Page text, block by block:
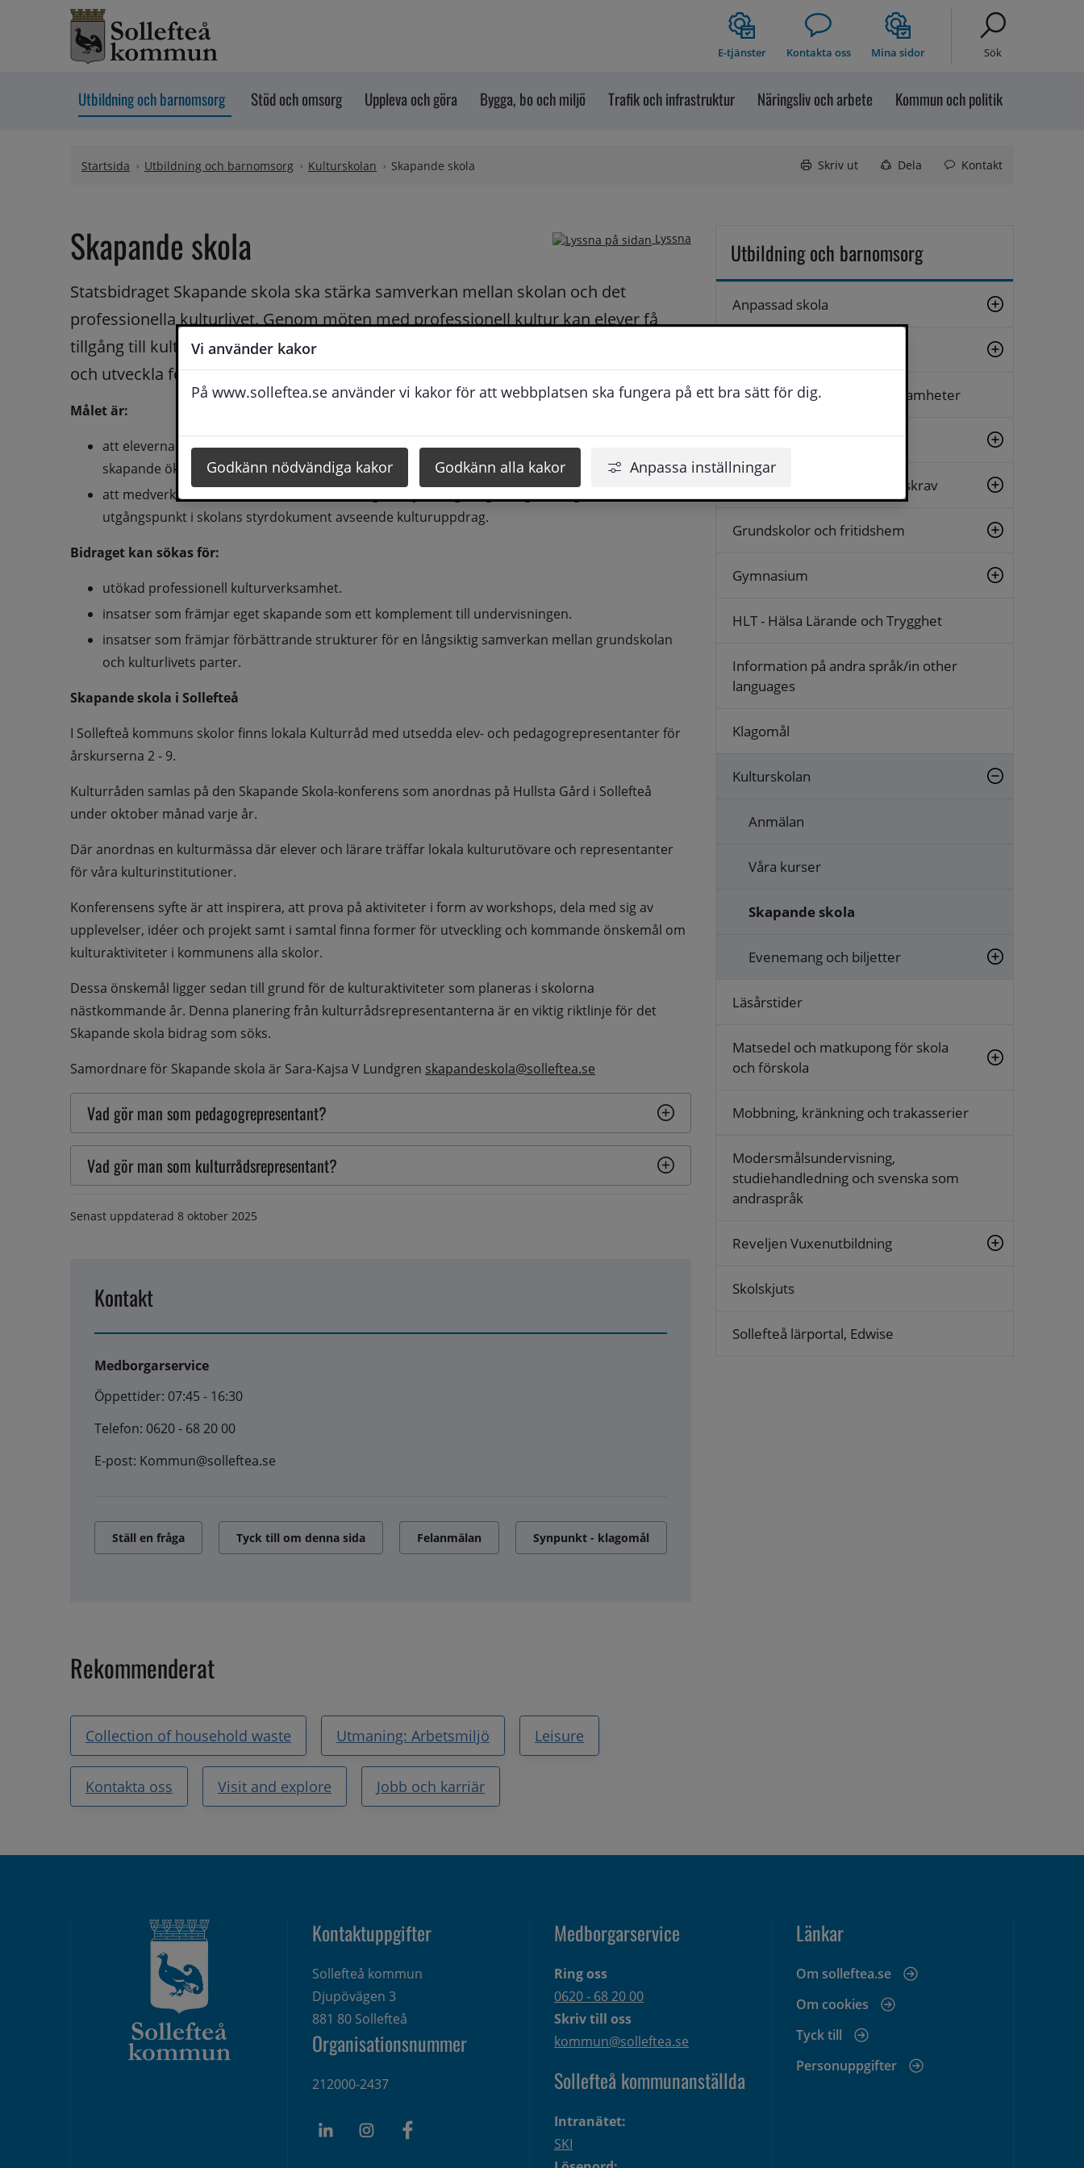
Vi använder kakor
På www.solleftea.se använder vi kakor för att webbplatsen ska fungera på ett bra sätt för dig.
Godkänn nödvändiga kakor Godkänn alla kakor Anpassa inställningar
Hoppa till innehåll
E-tjänster Kontakta oss Mina sidor Sök
Utbildning och barnomsorg Stöd och omsorg Uppleva och göra Bygga, bo och miljö Trafik och infrastruktur Näringsliv och arbete Kommun och politik
Startsida Utbildning och barnomsorg Kulturskolan Skapande skola Skriv ut Dela Kontakt
Lyssna
Skapande skola
Statsbidraget Skapande skola ska stärka samverkan mellan skolan och det
professionella kulturlivet. Genom möten med professionell kultur kan elever få
tillgång till kulturens alla uttrycksformer, utveckla sitt eget skapande och uppleva
och utveckla förståelse för konst- och kultur
Målet är:
att eleverna skall få tillgång till kulturens alla uttrycksformer, och att deras möjligheter till eget
skapande ökar, vilket bidrar till att nå kunskapsmålet i högre grad.
att medverka till att kulturella och konstnärliga uttryck långsiktigt integreras i grundskolan med
utgångspunkt i skolans styrdokument avseende kulturuppdrag.
Bidraget kan sökas för:
utökad professionell kulturverksamhet.
insatser som främjar eget skapande som ett komplement till undervisningen.
insatser som främjar förbättrande strukturer för en långsiktig samverkan mellan grundskolan
och kulturlivets parter.
Skapande skola i Sollefteå
I Sollefteå kommuns skolor finns lokala Kulturråd med utsedda elev- och pedagogrepresentanter för
årskurserna 2 - 9.
Kulturråden samlas på den Skapande Skola-konferens som anordnas på Hullsta Gård i Sollefteå
under oktober månad varje år.
Där anordnas en kulturmässa där elever och lärare träffar lokala kulturutövare och representanter
för våra kulturinstitutioner.
Konferensens syfte är att inspirera, att prova på aktiviteter i form av workshops, dela med sig av
upplevelser, idéer och projekt samt i samtal finna former för utveckling och kommande önskemål om
kulturaktiviteter i kommunens alla skolor.
Dessa önskemål ligger sedan till grund för de kulturaktiviteter som planeras i skolorna
nästkommande år. Denna planering från kulturrådsrepresentanterna är en viktig riktlinje för det
Skapande skola bidrag som söks.
Samordnare för Skapande skola är Sara-Kajsa V Lundgren skapandeskola@solleftea.se
Vad gör man som pedagogrepresentant?
Vad gör man som kulturrådsrepresentant?
Senast uppdaterad 8 oktober 2025
Kontakt
Medborgarservice
Öppettider: 07:45 - 16:30
Telefon: 0620 - 68 20 00
E-post: Kommun@solleftea.se
Ställ en fråga Tyck till om denna sida Felanmälan Synpunkt - klagomål
Rekommenderat
Collection of household waste Utmaning: Arbetsmiljö Leisure
Kontakta oss Visit and explore Jobb och karriär
Utbildning och barnomsorg
Anpassad skola
Friskolor och enskilda verksamheter
Förskolor
Försäkringar och ersättningskrav
Grundskolor och fritidshem
Gymnasium
HLT - Hälsa Lärande och Trygghet
Information på andra språk/in other
languages
Klagomål
Kulturskolan
Anmälan
Våra kurser
Skapande skola
Evenemang och biljetter
Läsårstider
Matsedel och matkupong för skola
och förskola
Mobbning, kränkning och trakasserier
Modersmålsundervisning,
studiehandledning och svenska som
andraspråk
Reveljen Vuxenutbildning
Skolskjuts
Sollefteå lärportal, Edwise
Kontaktuppgifter
Sollefteå kommun
Djupövägen 3
881 80 Sollefteå
Organisationsnummer
212000-2437
Medborgarservice
Ring oss
0620 - 68 20 00
Skriv till oss
kommun@solleftea.se
Sollefteå kommunanställda
Intranätet:
SKI
Länkar
Om solleftea.se
Om cookies
Tyck till
Personuppgifter